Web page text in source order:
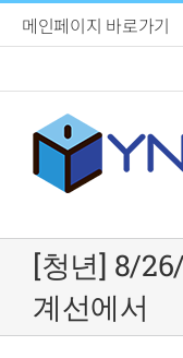
메인페이지 바로가기
[청년] 8/
계선에서